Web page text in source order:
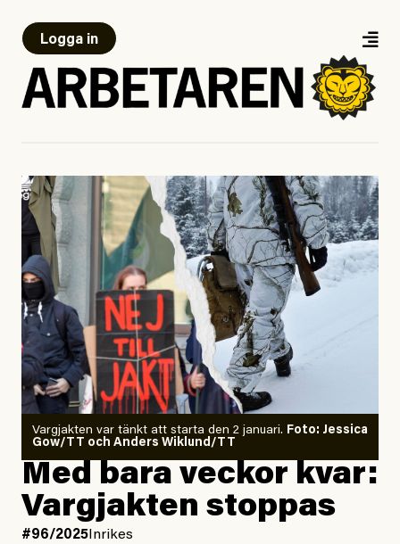
Logga in
Vargjakten var tänkt att starta den 2 januari. Foto: Jessica
Gow/TT och Anders Wiklund/TT
Med bara veckor kvar:
Vargjakten stoppas
#96/2025 Inrikes